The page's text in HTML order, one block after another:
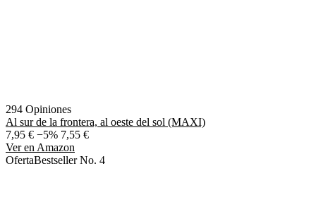
294 Opiniones
Al sur de la frontera, al oeste del sol (MAXI)
7,95 € −5% 7,55 €
Ver en Amazon
OfertaBestseller No. 4